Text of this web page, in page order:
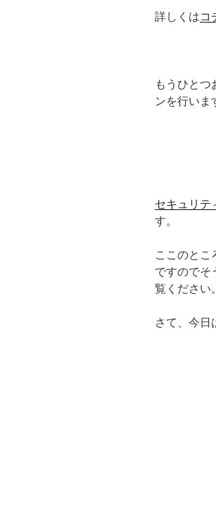
詳しくはコ
もうひとつ
ンを行いま
セキュリテ
す。
ここのとこ
ですのでそ
覧ください。
さて、今日